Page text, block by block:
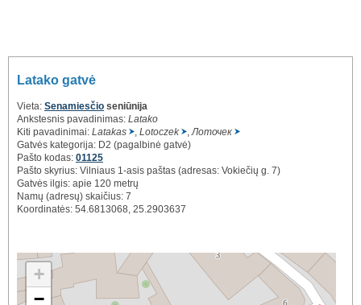
Latako gatvė
Vieta: Senamiesčio seniūnija
Ankstesnis pavadinimas: Latako
Kiti pavadinimai: Latakas Lotoczek
Лоточек
Gatvės kategorija: D2 (pagalbinė gatvė)
Pašto kodas: 01125
Pašto skyrius: Vilniaus 1-asis paštas (adresas: Vokiečių g. 7)
Gatvės ilgis: apie 120 metrų
Namų (adresų) skaičius: 7
Koordinatės: 54.6813068, 25.2903637
+
−